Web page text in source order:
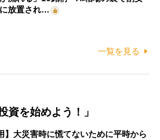
に放置され…
一覧を見る
資を始めよう！」
】大災害時に慌てないために平時から